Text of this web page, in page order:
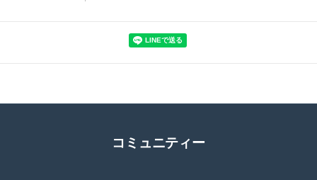
コミュニティー